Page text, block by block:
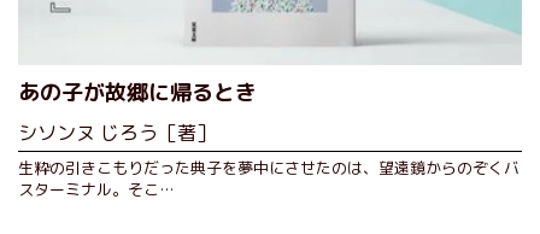
あの子が故郷に帰るとき
シソンヌ じろう［著］
生粋の引きこもりだった典子を夢中にさせたのは、望遠鏡からのぞくバ
スターミナル。そこ…